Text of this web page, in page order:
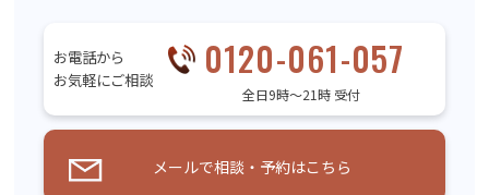
お電話から
お気軽にご相談
0120-061-057
全日9時〜21時 受付
メールで相談・予約はこちら